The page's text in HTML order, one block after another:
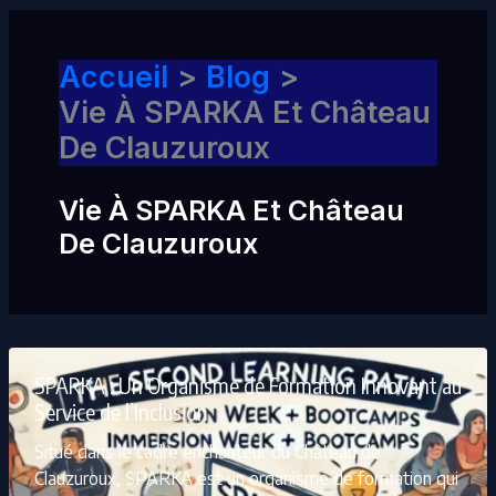
Accueil
Blog
Vie À SPARKA Et Château
De Clauzuroux
Vie À SPARKA Et Château
De Clauzuroux
SPARKA : Un Organisme de Formation Innovant au
Service de l’Inclusion
Situé dans le cadre enchanteur du Château de
Clauzuroux, SPARKA est un organisme de formation qui